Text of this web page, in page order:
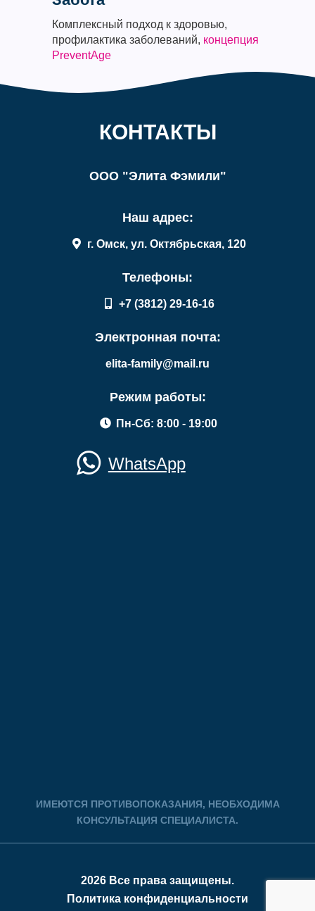
Комплексный подход к здоровью,
профилактика заболеваний, концепция
PreventAge
КОНТАКТЫ
ООО "Элита Фэмили"
Наш адрес:
г. Омск, ул. Октябрьская, 120
Телефоны:
+7 (3812) 29-16-16
Электронная почта:
elita-family@mail.ru
Режим работы:
Пн-Сб: 8:00 - 19:00
WhatsApp
ИМЕЮТСЯ ПРОТИВОПОКАЗАНИЯ, НЕОБХОДИМА
КОНСУЛЬТАЦИЯ СПЕЦИАЛИСТА.
2026 Все права защищены.
Политика конфиденциальности